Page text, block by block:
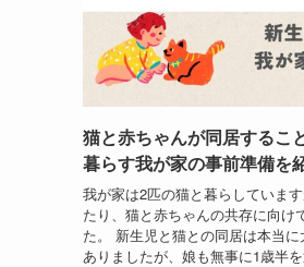
猫と赤ちゃんが同居するこ
暮らす我が家の事前準備を
我が家は2匹の猫と暮らしていま
たり、猫と赤ちゃんの共存に向け
た。 新生児と猫との同居は本当
ありましたが、娘も無事に1歳半